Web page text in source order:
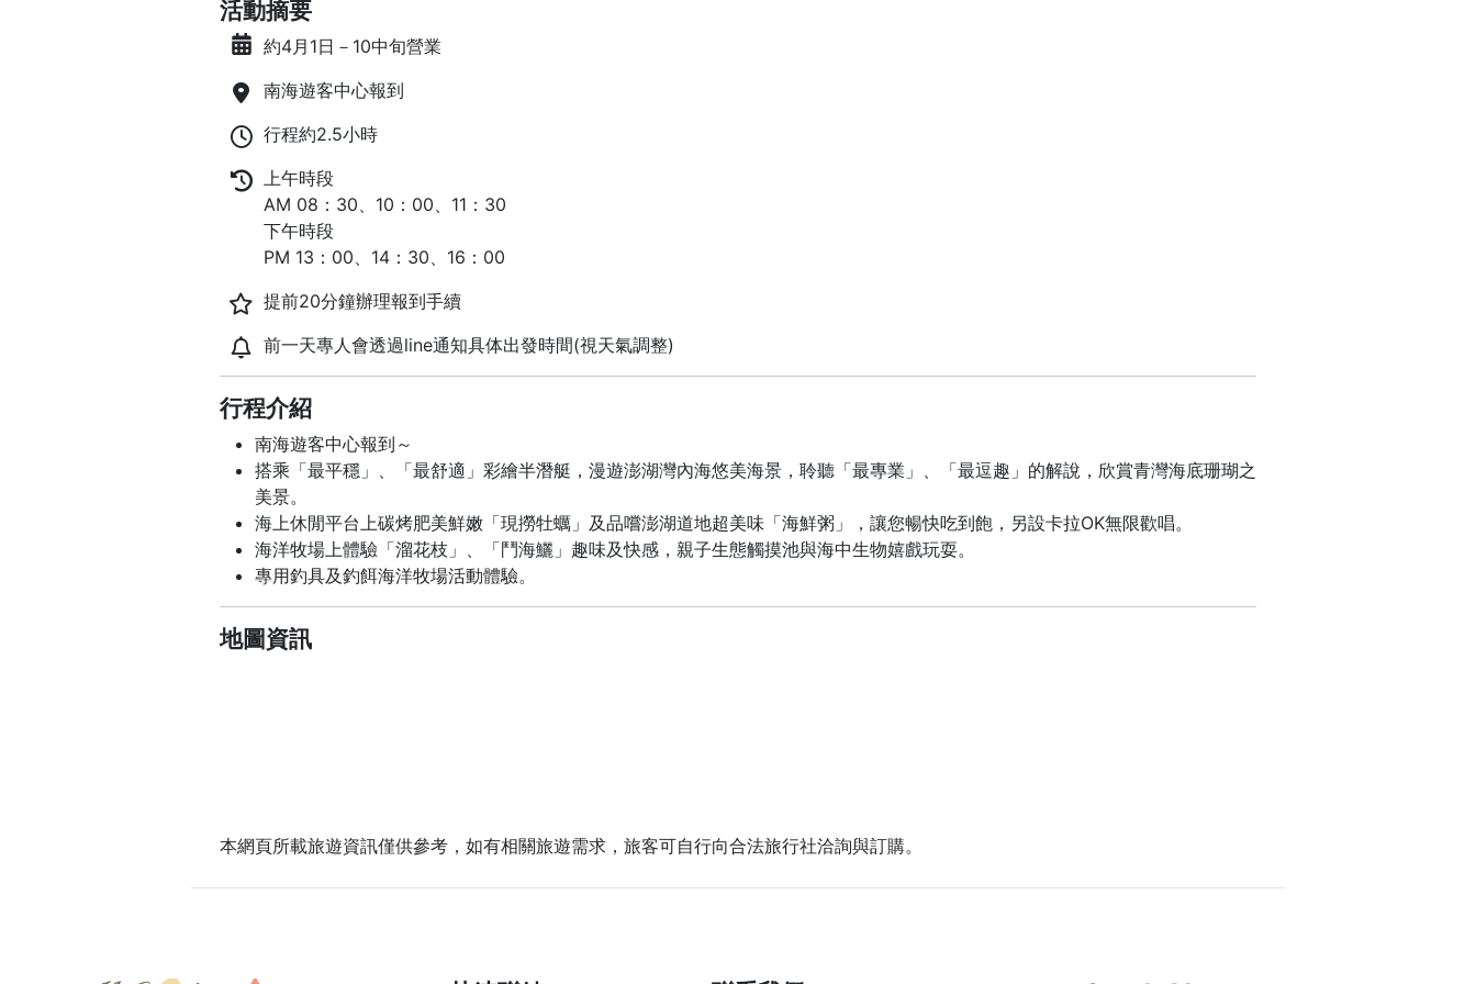
活動摘要
約4月1日－10中旬營業
南海遊客中心報到
行程約2.5小時
上午時段
AM 08：30、10：00、11：30
下午時段
PM 13：00、14：30、16：00
提前20分鐘辦理報到手續
前一天專人會透過line通知具体出發時間(視天氣調整)
行程介紹
南海遊客中心報到～
搭乘「最平穩」、「最舒適」彩繪半潛艇，漫遊澎湖灣內海悠美海景，聆聽「最專業」、「最逗趣」的解說，欣賞青灣海底珊瑚之
美景。
海上休閒平台上碳烤肥美鮮嫩「現撈牡蠣」及品嚐澎湖道地超美味「海鮮粥」，讓您暢快吃到飽，另設卡拉OK無限歡唱。
海洋牧場上體驗「溜花枝」、「鬥海鱺」趣味及快感，親子生態觸摸池與海中生物嬉戲玩耍。
專用釣具及釣餌海洋牧場活動體驗。
地圖資訊
本網頁所載旅遊資訊僅供參考，如有相關旅遊需求，旅客可自行向合法旅行社洽詢與訂購。